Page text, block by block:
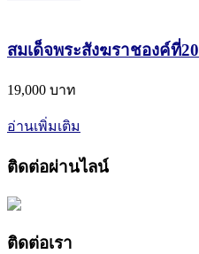
สมเด็จพระสังฆราชองค์ที่20
19,000 บาท
อ่านเพิ่มเติม
ติดต่อผ่านไลน์
ติดต่อเรา